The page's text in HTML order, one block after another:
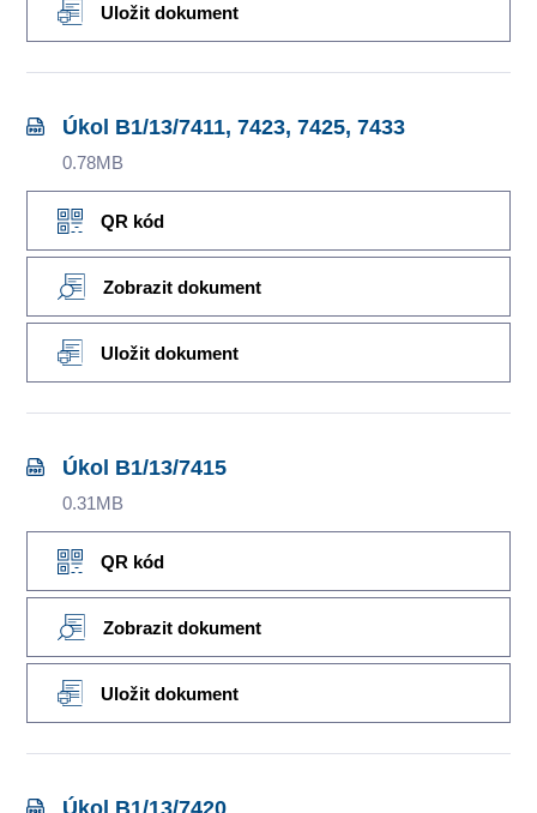
Uložit dokument
Úkol B1/13/7411, 7423, 7425, 7433
0.78MB
QR kód
Zobrazit dokument
Uložit dokument
Úkol B1/13/7415
0.31MB
QR kód
Zobrazit dokument
Uložit dokument
Úkol B1/13/7420